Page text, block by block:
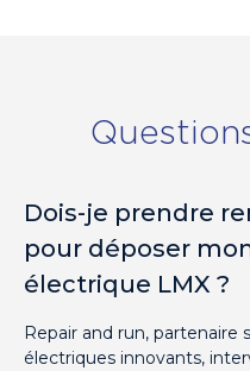
Dois-je prendre
pour déposer
électrique LMX ?
Repair and run, partenaire
électriques innovants,